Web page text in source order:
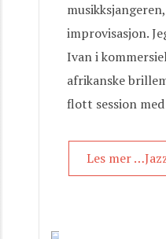
improvisasjon.
Ivan i
afrikanske
flott session
Les mer